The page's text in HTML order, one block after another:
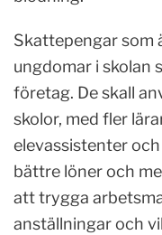
Skattepengar som
ungdomar i skolan
företag. De skall
skolor, med fler
elevassistenter
bättre löner och
att trygga
anställningar och